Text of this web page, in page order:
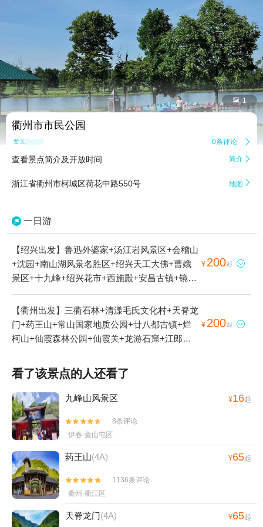
 1
衢州市市民公园
暂无点评 0条评论 
查看景点简介及开放时间 简介 
浙江省衢州市柯城区荷花中路550号 地图 
一日游
【绍兴出发】鲁迅外婆家+汤江岩风景区+会稽山
+沈园+南山湖风景名胜区+绍兴天工大佛+曹娥
景区+十九峰+绍兴花市+西施殿+安昌古镇+镜湖
国家城市湿地公园+东湖+绍兴柯岩风景区+兰亭
景区+西施故里+衢州小南海+衢州乌溪江+新昌
大佛寺景区+衢州孔氏南宗家庙+鲁迅故里+绍兴
鲁迅纪念馆+衢州九龙湖+五泄风景区+大禹陵
美湖动物园+衢州江滨公园+衢州市市民公园+安
昌民俗风情馆+镜湖湿地公园+绍兴一中+新昌城
隍庙+汤江岩户外拓展基地+诸暨烈士纪念馆+绍
兴博物馆+沈园之夜剧场+衢州衆园+绍兴旅游直
通车+新昌沙溪开口岩村蓝莓采摘+会稽山峡洞漂
流+爱乐游（上虞大通店）+会稽山兜率天景区
+会稽山龙华寺+沈园草莓园+会稽山高尔夫球场
俱乐部+绍兴市城东体育馆+太湖西山西施草莓园
+杭州湾海上花田+瓜渚湖公园+东方山水乐园水
之王国(全室内水公园)+上虞鲜果采摘+诸暨奇幻
漂流+绍兴梦幻水世界+诸暨龙太子欢乐谷+诸暨
¥ 200起 
【衢州出发】三衢石林+清漾毛氏文化村+天脊龙
门+药王山+常山国家地质公园+廿八都古镇+烂
柯山+仙霞森林公园+仙霞关+龙游石窟+江郎山
+衢州孔氏南宗家庙+古田山自然保护区+衢州九
龙湖+龙游民居苑+龙游八塔+浮盖山峡谷漂流
+根宫佛国文化旅游区+龙游梦溪漂流+衢州龙游
六春湖漂流+南湖+衢州江滨公园+衢州市市民公
园+衢州衆园+龙游峡谷漂流+童年时光主题乐园
（衢州店）+姑蔑城生态园+花牵谷+耕读农场
+龙天小镇+衢州乐翻天水上乐园+衢州大荫山森
林穿越探险乐园+衢州飞鸿滑草场+衢州悦龙湾度
假园区+衢州大荫山丛林飞越探险乐园+衢州三毛
滑雪乐园+常山石博园+衢州启明星农场+梅树底
风景区+东方巨石阵+衢州儿童公园+衢州古城文
化旅游区+龙游花海+中国观赏石博览馆+龙游雷
¥ 200起 
看了该景点的人还看了
九峰山风景区 ¥16起


8条评论
伊春·金山屯区
药王山(4A) ¥65起


1136条评论
衢州·衢江区
天脊龙门(4A) ¥65起